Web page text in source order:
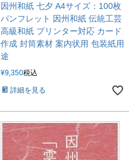
因州和紙 七夕 A4サイズ：100枚
パンフレット 因州和紙 伝統工芸
高級和紙 プリンター対応 カード
作成 封筒素材 案内状用 包装紙用
途
¥9,350税込
詳細を見る